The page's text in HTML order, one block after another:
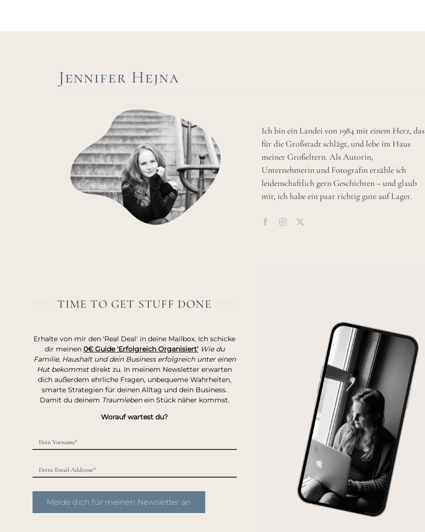
Jennifer Hejna
Ich bin ein Landei von 1984 mit einem Herz, das
für die Großstadt schlägt, und lebe im Haus
meiner Großeltern. Als Autorin,
Unternehmerin und Fotografin erzähle ich
leidenschaftlich gern Geschichten – und glaub
mir, ich habe ein paar richtig gute auf Lager.
TIME TO GET STUFF DONE
Erhalte von mir den 'Real Deal' in deine Mailbox. Ich schicke
dir meinen 0€ Guide 'Erfolgreich Organisiert' Wie du
Familie, Haushalt und dein Business erfolgreich unter einen
Hut bekommstdirekt zu. In meinem Newsletter erwarten
dich außerdem ehrliche Fragen, unbequeme Wahrheiten,
smarte Strategien für deinen Alltag und dein Business.
Damit du deinem Traumlebenein Stück näher kommst.
Worauf wartest du?
Melde dich für meinen Newsletter an